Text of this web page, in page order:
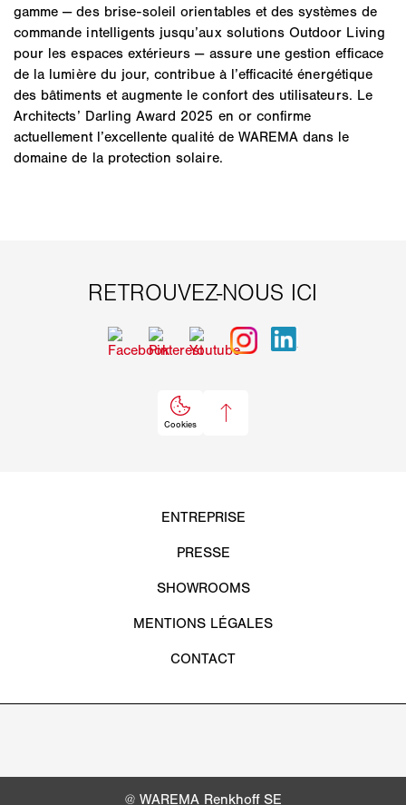
gamme — des brise-soleil orientables et des systèmes de
commande intelligents jusqu’aux solutions Outdoor Living
pour les espaces extérieurs — assure une gestion efficace
de la lumière du jour, contribue à l’efficacité énergétique
des bâtiments et augmente le confort des utilisateurs. Le
Architects’ Darling Award 2025 en or confirme
actuellement l’excellente qualité de WAREMA dans le
domaine de la protection solaire.